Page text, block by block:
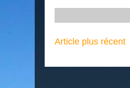
Article plus récent